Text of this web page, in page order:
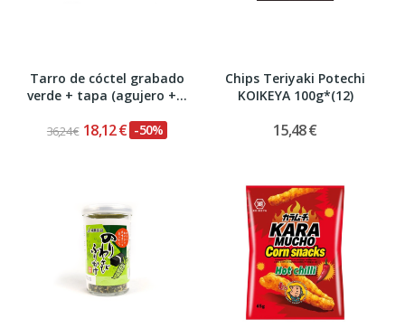
Tarro de cóctel grabado
verde + tapa (agujero +...
36,24 € 18,12 € -50%
Chips Teriyaki Potechi
KOIKEYA 100g*(12)
15,48 €